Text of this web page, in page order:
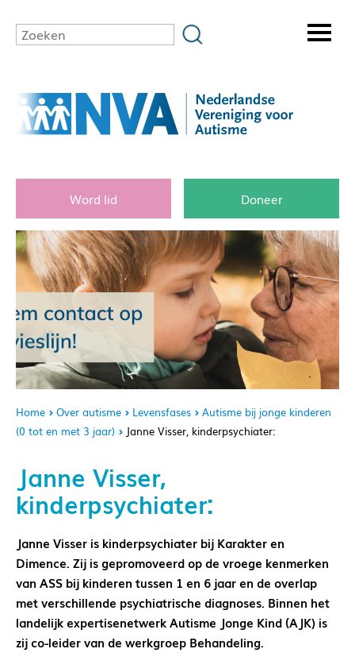
Word lid Doneer
Home Over autisme Levensfases
Autisme bij jonge kinderen
(0 tot en met 3 jaar)
Janne Visser, kinderpsychiater:
Janne Visser,
kinderpsychiater:
Janne Visser is kinderpsychiater bij Karakter en
Dimence. Zij is gepromoveerd op de vroege kenmerken
van ASS bij kinderen tussen 1 en 6 jaar en de overlap
met verschillende psychiatrische diagnoses. Binnen het
landelijk expertisenetwerk Autisme Jonge Kind (AJK) is
zij co-leider van de werkgroep Behandeling.